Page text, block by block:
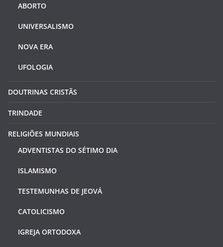
ABORTO
UNIVERSALISMO
NOVA ERA
UFOLOGIA
DOUTRINAS CRISTÃS
TRINDADE
RELIGIÕES MUNDIAIS
ADVENTISTAS DO SÉTIMO DIA
ISLAMISMO
TESTEMUNHAS DE JEOVÁ
CATOLICISMO
IGREJA ORTODOXA